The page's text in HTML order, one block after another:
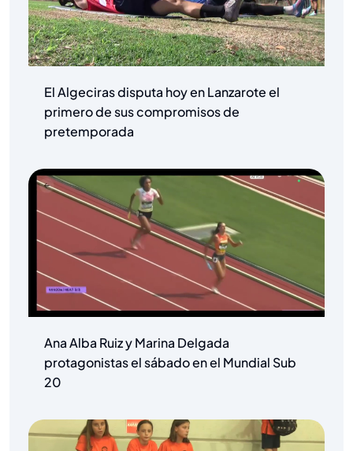
El Algeciras disputa hoy en Lanzarote el
primero de sus compromisos de
pretemporada
Ana Alba Ruiz y Marina Delgada
protagonistas el sábado en el Mundial Sub
20